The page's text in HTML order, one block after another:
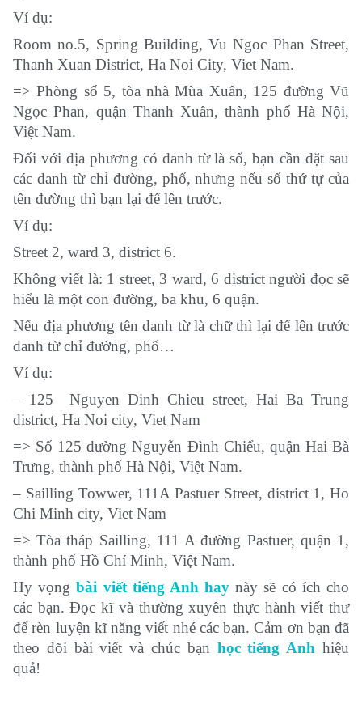
Ví dụ:
Room no.5, Spring Building, Vu Ngoc Phan Street,
Thanh Xuan District, Ha Noi City, Viet Nam.
=> Phòng số 5, tòa nhà Mùa Xuân, 125 đường Vũ
Ngọc Phan, quận Thanh Xuân, thành phố Hà Nội,
Việt Nam.
Đối với địa phương có danh từ là số, bạn cần đặt sau
các danh từ chỉ đường, phố, nhưng nếu số thứ tự của
tên đường thì bạn lại để lên trước.
Ví dụ:
Street 2, ward 3, district 6.
Không viết là: 1 street, 3 ward, 6 district người đọc sẽ
hiểu là một con đường, ba khu, 6 quận.
Nếu địa phương tên danh từ là chữ thì lại để lên trước
danh từ chỉ đường, phố…
Ví dụ:
– 125 Nguyen Dinh Chieu street, Hai Ba Trung
district, Ha Noi city, Viet Nam
=> Số 125 đường Nguyễn Đình Chiểu, quận Hai Bà
Trưng, thành phố Hà Nội, Việt Nam.
– Sailling Towwer, 111A Pastuer Street, district 1, Ho
Chi Minh city, Viet Nam
=> Tòa tháp Sailling, 111 A đường Pastuer, quận 1,
thành phố Hồ Chí Minh, Việt Nam.
Hy vọngbài viết tiếng Anh hay này sẽ có ích cho
các bạn. Đọc kĩ và thường xuyên thực hành viết thư
để rèn luyện kĩ năng viết nhé các bạn. Cảm ơn bạn đã
theo dõi bài viết và chúc bạn học tiếng Anh hiệu
quả!